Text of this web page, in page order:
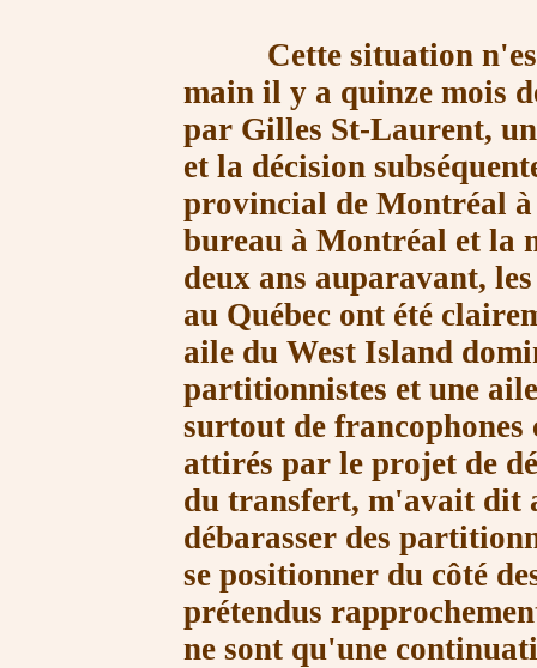
Cette situation n'est
main il y a quinze mois
par Gilles St-Laurent,
et la décision
provincial de Montréal à
bureau à Montréal et la
deux ans auparavant,
au Québec ont été
aile du West Island
partitionnistes et une
surtout de francophones
attirés par le projet de
du transfert, m'avait dit
débarasser des
se positionner du côté
prétendus
ne sont qu'une